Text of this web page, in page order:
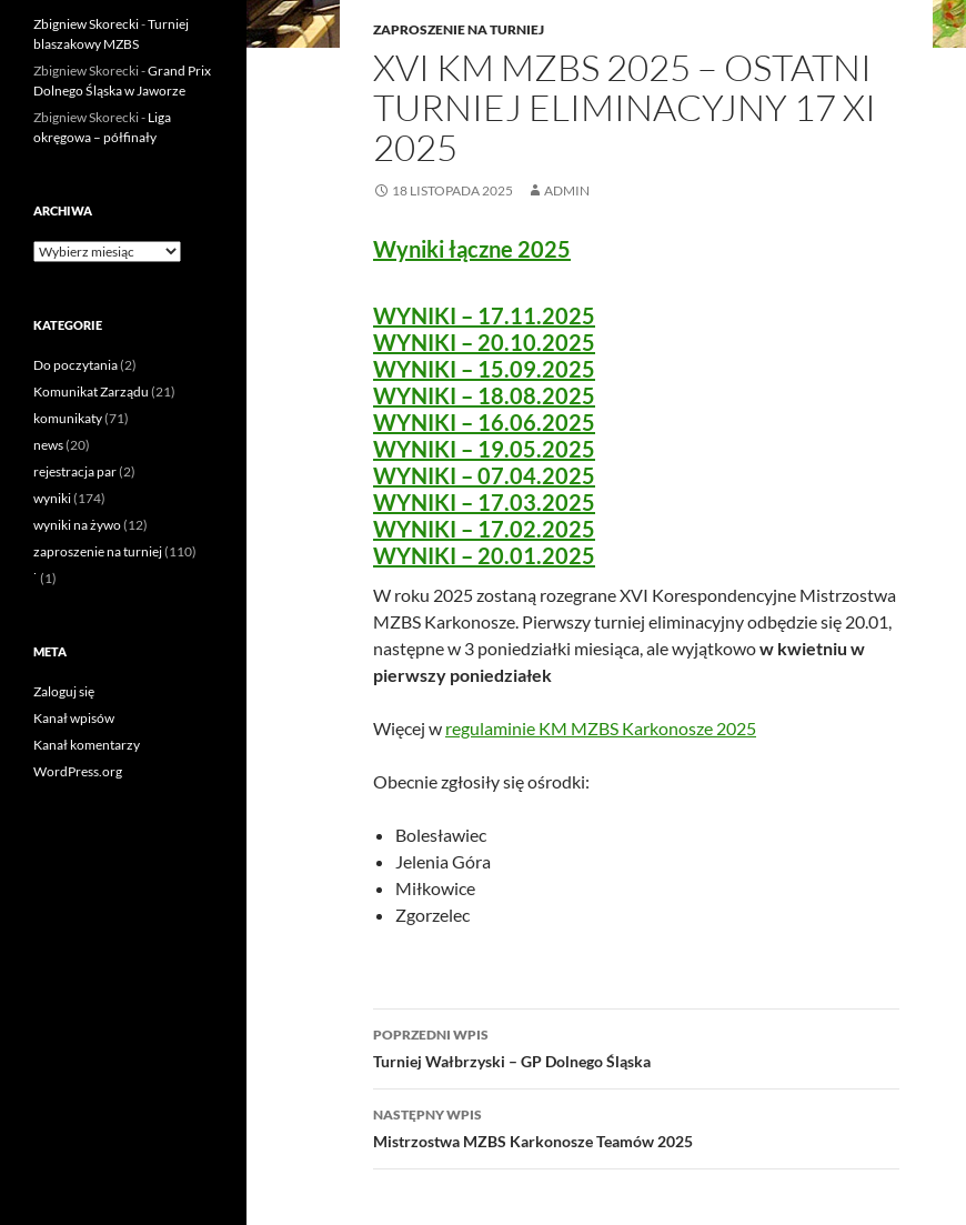
ZAPROSZENIE NA TURNIEJ
XVI KM MZBS 2025 – OSTATNI
TURNIEJ ELIMINACYJNY 17 XI
2025
18 LISTOPADA 2025 ADMIN
Wyniki łączne 2025
WYNIKI – 17.11.2025
WYNIKI – 20.10.2025
WYNIKI – 15.09.2025
WYNIKI – 18.08.2025
WYNIKI – 16.06.2025
WYNIKI – 19.05.2025
WYNIKI – 07.04.2025
WYNIKI – 17.03.2025
WYNIKI – 17.02.2025
WYNIKI – 20.01.2025
W roku 2025 zostaną rozegrane XVI Korespondencyjne Mistrzostwa
MZBS Karkonosze. Pierwszy turniej eliminacyjny odbędzie się 20.01,
następne w 3 poniedziałki miesiąca, ale wyjątkowow kwietniu w
pierwszy poniedziałek
Więcej w regulaminie KM MZBS Karkonosze 2025
Obecnie zgłosiły się ośrodki:
Bolesławiec
Jelenia Góra
Miłkowice
Zgorzelec
POPRZEDNI WPIS
Turniej Wałbrzyski – GP Dolnego Śląska
NASTĘPNY WPIS
Mistrzostwa MZBS Karkonosze Teamów 2025
Zbigniew Skorecki-Turniej
blaszakowy MZBS
Zbigniew Skorecki-Grand Prix
Dolnego Śląska w Jaworze
Zbigniew Skorecki- Liga
okręgowa – półfinały
ARCHIWA
KATEGORIE
Do poczytania(2)
Komunikat Zarządu (21)
komunikaty(71)
news(20)
rejestracja par(2)
wyniki(174)
wyniki na żywo(12)
zaproszenie na turniej(110)
˙ (1)
META
Zaloguj się
Kanał wpisów
Kanał komentarzy
WordPress.org